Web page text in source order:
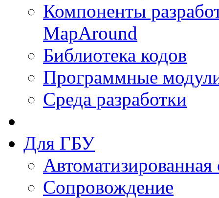
Компоненты
MapAround
Библиотека кодов
Программные
Среда разработки
Для ГБУ
Сопровождение